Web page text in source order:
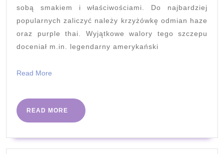
jej
właściwości
sobą smakiem i właściwościami. Do najbardziej
popularnych zaliczyć należy krzyżówkę odmian haze
oraz purple thai. Wyjątkowe walory tego szczepu
doceniał m.in. legendarny amerykański
Read More
READ MORE
READ
MORE